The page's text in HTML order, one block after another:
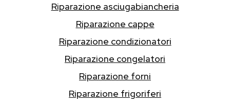
Riparazione asciugabiancheria
Riparazione cappe
Riparazione condizionatori
Riparazione congelatori
Riparazione forni
Riparazione frigoriferi